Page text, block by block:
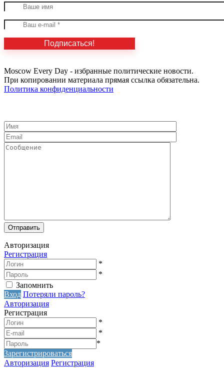
Moscow Every Day - избранные политические новости.
При копировании материала прямая ссылка обязательна.
Политика конфиденциальности
Авторизация
Регистрация
*
*
Запомнить
Вход Потеряли пароль?
Авторизация
Регистрация
*
*
*
Зарегистрироваться
Авторизация Регистрация